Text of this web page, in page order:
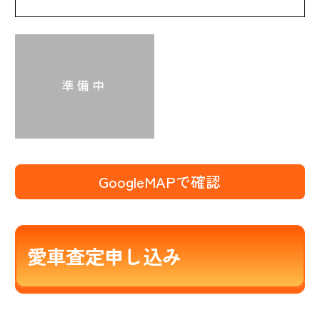
GoogleMAPで確認
愛車査定申し込み